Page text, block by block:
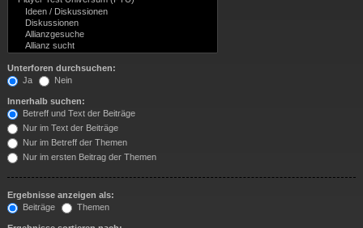
Unterforen durchsuchen:
Ja
Nein
Innerhalb suchen:
Betreff und Text der Beiträge
Nur im Text der Beiträge
Nur im Betreff der Themen
Nur im ersten Beitrag der Themen
Ergebnisse anzeigen als:
Beiträge
Themen